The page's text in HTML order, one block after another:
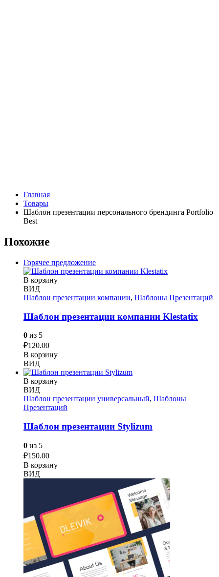
Главная
Товары
Шаблон презентации персонального брендинга Portfolio
Best
Похожие
Горячее предложение
В корзину
ВИД
Шаблон презентации компании, Шаблоны Презентаций
Шаблон презентации компании Klestatix
0 из 5
₽120.00
В корзину
ВИД
В корзину
ВИД
Шаблон презентации универсальный, Шаблоны
Презентаций
Шаблон презентации Stylizum
0 из 5
₽150.00
В корзину
ВИД